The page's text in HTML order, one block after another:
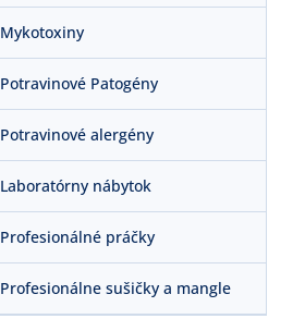
Mykotoxiny
Potravinové Patogény
Potravinové alergény
Laboratórny nábytok
Profesionálné práčky
Profesionálne sušičky a mangle